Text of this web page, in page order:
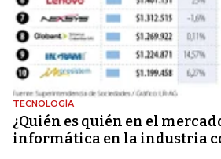
TECNOLOGÍA
¿Quién es quién en el
informática en la industria